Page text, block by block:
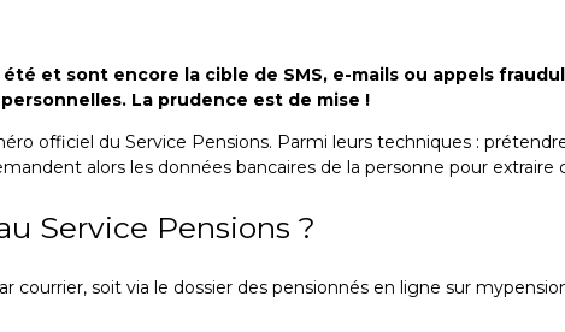
et sont encore la cible de SMS, e-mails ou appels
La prudence est de mise !
officiel du Service Pensions. Parmi leurs techniques :
alors les données bancaires de la personne pour extraire
Service Pensions ?
courrier, soit via le dossier des pensionnés en ligne sur